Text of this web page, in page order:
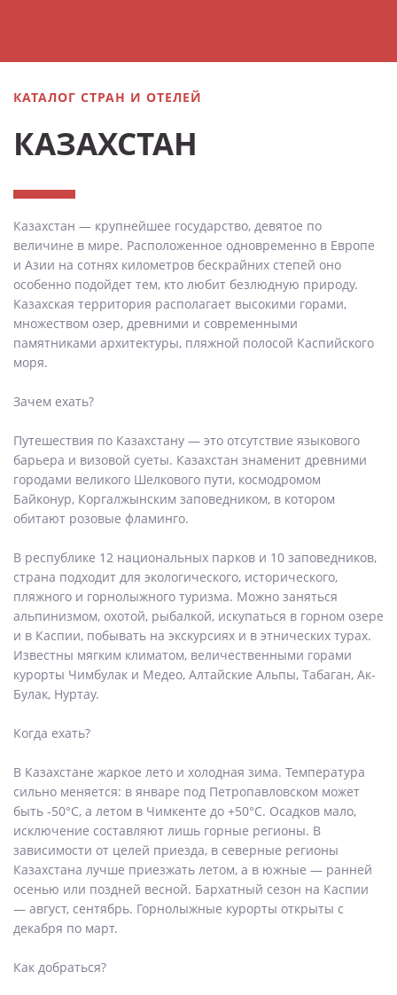
КАТАЛОГ СТРАН И ОТЕЛЕЙ
КАЗАХСТАН
Казахстан — крупнейшее государство, девятое по
величине в мире. Расположенное одновременно в Европе
и Азии на сотнях километров бескрайних степей оно
особенно подойдет тем, кто любит безлюдную природу.
Казахская территория располагает высокими горами,
множеством озер, древними и современными
памятниками архитектуры, пляжной полосой Каспийского
моря.
Зачем ехать?
Путешествия по Казахстану — это отсутствие языкового
барьера и визовой суеты. Казахстан знаменит древними
городами великого Шелкового пути, космодромом
Байконур, Коргалжынским заповедником, в котором
обитают розовые фламинго.
В республике 12 национальных парков и 10 заповедников,
страна подходит для экологического, исторического,
пляжного и горнолыжного туризма. Можно заняться
альпинизмом, охотой, рыбалкой, искупаться в горном озере
и в Каспии, побывать на экскурсиях и в этнических турах.
Известны мягким климатом, величественными горами
курорты Чимбулак и Медео, Алтайские Альпы, Табаган, Ак-
Булак, Нуртау.
Когда ехать?
В Казахстане жаркое лето и холодная зима. Температура
сильно меняется: в январе под Петропавловском может
быть -50°C, а летом в Чимкенте до +50°C. Осадков мало,
исключение составляют лишь горные регионы. В
зависимости от целей приезда, в северные регионы
Казахстана лучше приезжать летом, а в южные — ранней
осенью или поздней весной. Бархатный сезон на Каспии
— август, сентябрь. Горнолыжные курорты открыты с
декабря по март.
Как добраться?